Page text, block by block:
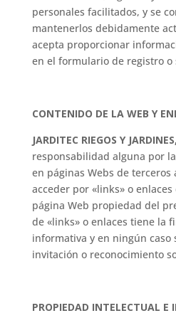
personales facilitados, y se
mantenerlos debidamente
acepta proporcionar
en el formulario de registro o
CONTENIDO DE LA WEB Y
JARDITEC RIEGOS Y
responsabilidad alguna por
en páginas Webs de terceros
acceder por «links» o
página Web propiedad del
de «links» o enlaces tiene la
informativa y en ningún caso
invitación o reconocimiento
PROPIEDAD INTELECTUAL E